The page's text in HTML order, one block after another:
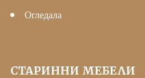
Огледала
СТАРИННИ МЕБЕЛИ